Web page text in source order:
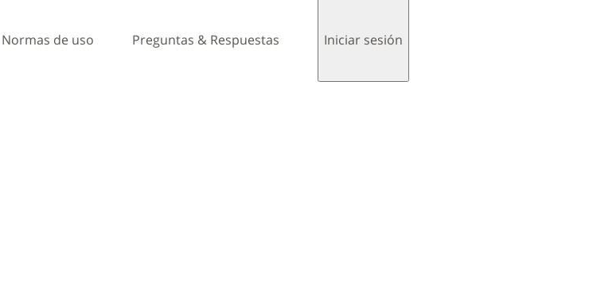
Normas de uso Preguntas & Respuestas Iniciar sesión